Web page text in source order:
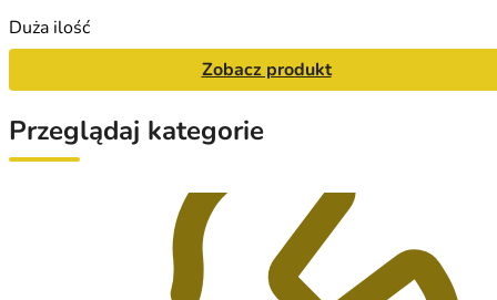
Duża ilość
Zobacz produkt
Przeglądaj kategorie